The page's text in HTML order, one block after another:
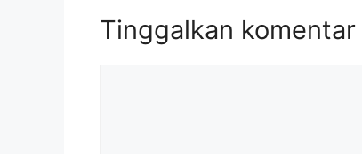
Tinggalkan komentar